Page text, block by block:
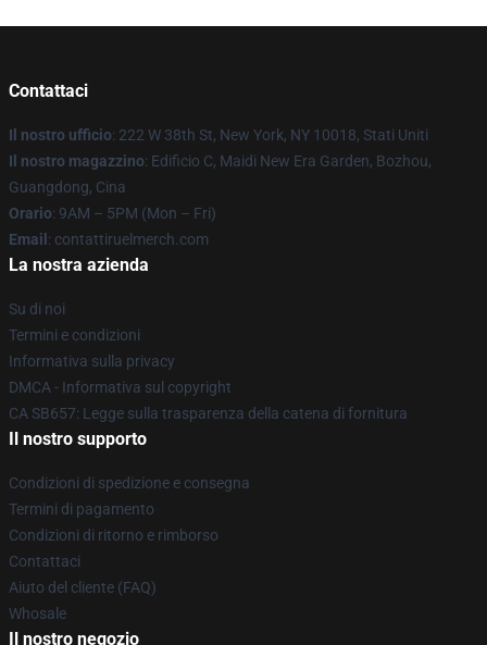
Contattaci
Il nostro ufficio: 222 W 38th St, New York, NY 10018, Stati Uniti
Il nostro magazzino: Edificio C, Maidi New Era Garden, Bozhou,
Guangdong, Cina
Orario: 9AM – 5PM (Mon – Fri)
Email : contattiruelmerch.com
La nostra azienda
Su di noi
Termini e condizioni
Informativa sulla privacy
DMCA - Informativa sul copyright
CA SB657: Legge sulla trasparenza della catena di fornitura
Il nostro supporto
Condizioni di spedizione e consegna
Termini di pagamento
Condizioni di ritorno e rimborso
Contattaci
Aiuto del cliente (FAQ)
Whosale
Il nostro negozio